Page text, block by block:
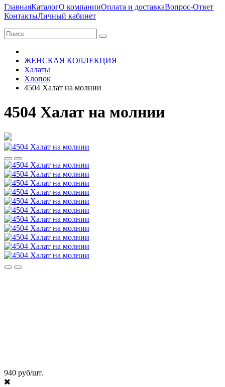
ГлавнаяКаталогО компанииОплата и доставкаВопрос-Ответ
КонтактыЛичный кабинет
ЖЕНСКАЯ КОЛЛЕКЦИЯ
Халаты
Хлопок
4504 Халат на молнии
4504 Халат на молнии
940 руб/шт.